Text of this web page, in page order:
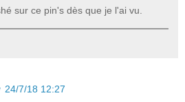
sur ce pin's dès que je l'ai vu.
24/7/18 12:27